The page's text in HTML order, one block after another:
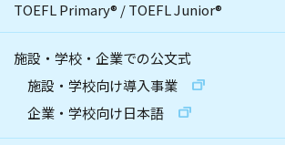
TOEFL Primary® /TOEFL Junior®
施設・学校・企業での公文式
施設・学校向け導入事業
企業・学校向け日本語